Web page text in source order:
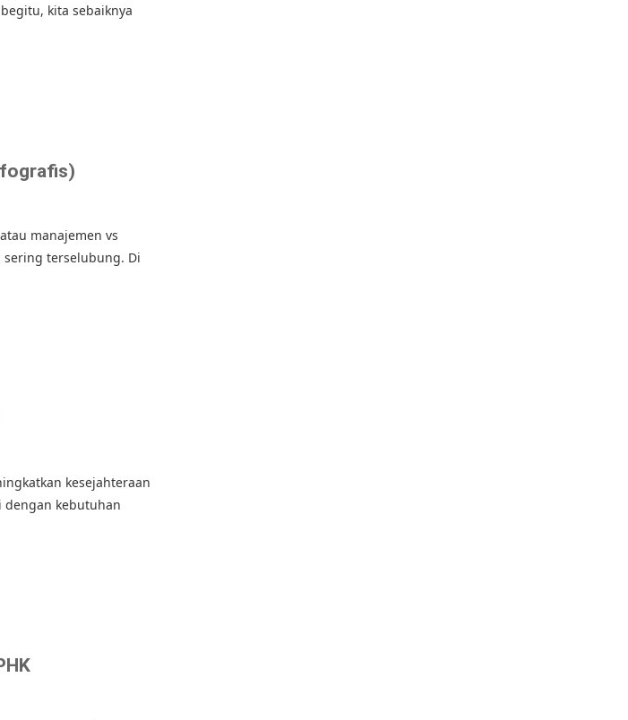
kita sebaiknya
manajemen vs
terselubung. Di
kesejahteraan
dengan kebutuhan